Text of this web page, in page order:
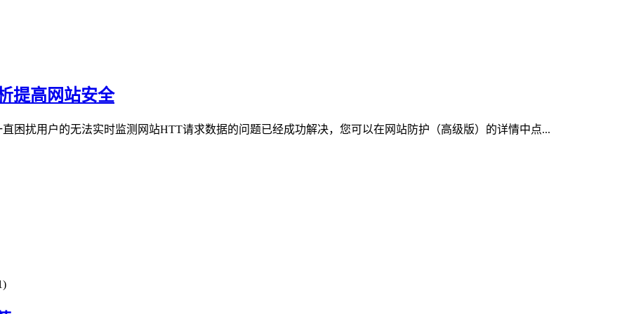
提高网站安全
困扰用户的无法实时监测网站HTT请求数据的问题已经成功解决，您可以在网站防护（高级版）的详情中点...